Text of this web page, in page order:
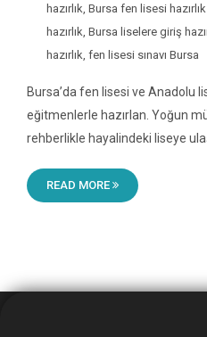
hazırlık Bursa fen lisesi
hazırlık Bursa liselere giriş
hazırlık fen lisesi sınavı Bursa
Bursa’da fen lisesi ve Anadolu
eğitmenlerle hazırlan. Yoğun
rehberlikle hayalindeki liseye
READ MORE